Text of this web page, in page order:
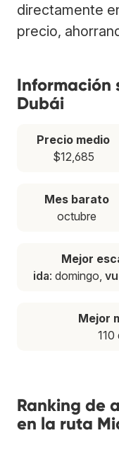
directamente
precio,
Información
Dubái
Precio medio
$12,685
Mes barato
octubre
Mejor
ida: domingo,
Mejor
110
Ranking de
en la ruta